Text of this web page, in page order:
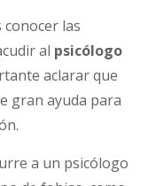
conocer las
al psicólogo
aclarar que
gran ayuda para
a un psicólogo